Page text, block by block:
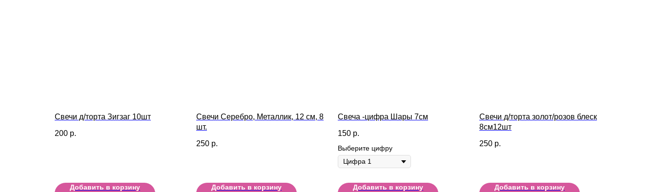
Свечи д/торта Зигзаг 10шт
200 р.
Добавить в корзину
Свечи Серебро, Металлик, 12 см, 8
шт.
250 р.
Добавить в корзину
Свеча -цифра Шары 7см
150 р.
Выберите цифру
Добавить в корзину
Свечи д/торта золот/розов блеск
8см12шт
250 р.
Добавить в корзину